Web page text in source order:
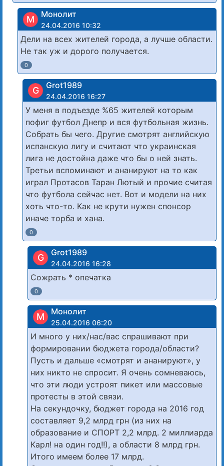
М Монолит
24.04.2016 10:32
Дели на всех жителей города, а лучше области.
Не так уж и дорого получается.
0
G Grot1989
24.04.2016 16:27
У меня в подъезде %65 жителей которым
пофиг футбол Днепр и вся футбольная жизнь.
Собрать бы чего. Другие смотрят английскую
испанскую лигу и считают что украинская
лига не достойна даже что бы о ней знать.
Третьи вспоминают и ананируют на то как
играл Протасов Таран Лютый и прочие считая
что футбола сейчас нет. Вот и модели на них
хоть что-то. Как не крути нужен спонсор
иначе торба и хана.
0
G Grot1989
24.04.2016 16:28
Сожрать * опечатка
0
М Монолит
25.04.2016 06:20
И много у них/нас/вас спрашивают при
формировании бюджета города/области?
Пусть и дальше «смотрят и ананируют», у
них никто не спросит. Я очень сомневаюсь,
что эти люди устроят пикет или массовые
протесты в этой связи.
На секундочку, бюджет города на 2016 год
составляет 9,2 млрд грн (из них на
образование и СПОРТ 2,2 млрд. 2 миллиарда
Карл! на один год!!), а области 8 млрд грн.
Итого имеем более 17 млрд.